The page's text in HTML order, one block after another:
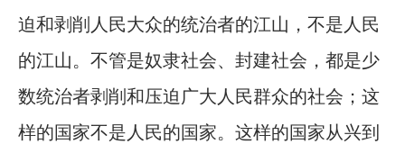
迫和剥削人民大众的统治者的江山，不是人民
的江山。不管是奴隶社会、封建社会，都是少
数统治者剥削和压迫广大人民群众的社会；这
样的国家不是人民的国家。这样的国家从兴到